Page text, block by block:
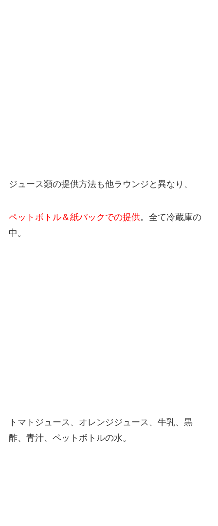
ジュース類の提供方法も他ラウンジと異なり、
ペットボトル＆紙パックでの提供。全て冷蔵庫の
中。
トマトジュース、オレンジジュース、牛乳、黒
酢、青汁、ペットボトルの水。